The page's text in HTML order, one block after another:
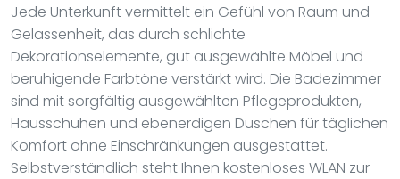
Jede Unterkunft vermittelt ein Gefühl von Raum und
Gelassenheit, das durch schlichte
Dekorationselemente, gut ausgewählte Möbel und
beruhigende Farbtöne verstärkt wird. Die Badezimmer
sind mit sorgfältig ausgewählten Pflegeprodukten,
Hausschuhen und ebenerdigen Duschen für täglichen
Komfort ohne Einschränkungen ausgestattet.
Selbstverständlich steht Ihnen kostenloses WLAN zur